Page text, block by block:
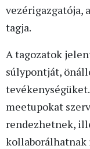
vezérigazgatója,
tagja.
A tagozatok
súlypontját,
meetupokat
rendezhetnek,
kollaborálhatnak